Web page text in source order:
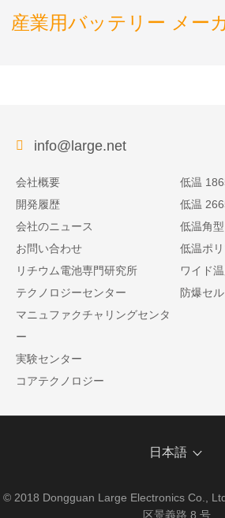
産業用バッテリー メー
info@large.net
会社概要
開発履歴
会社のニュース
お問い合わせ
リチウム電池専門研究所
テクノロジーセンター
マニュファクチャリングセンタ
ー
実験センター
コアテクノロジー
低温
低温
低温角
低温ポ
ワイド
防爆セル
日本語
© 2018 Dongguan Large Electronics Co.,
区景義路 8 号